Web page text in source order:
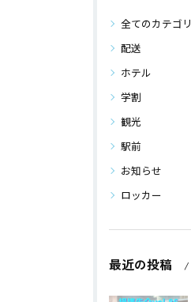
全てのカテゴ
配送
ホテル
学割
観光
駅前
お知らせ
ロッカー
最近の投稿